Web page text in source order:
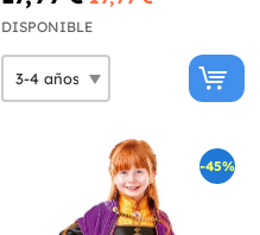
DISPONIBLE
-45%